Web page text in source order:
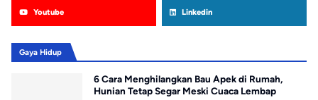
Youtube Linkedin
Gaya Hidup
6 Cara Menghilangkan Bau Apek di Rumah,
Hunian Tetap Segar Meski Cuaca Lembap